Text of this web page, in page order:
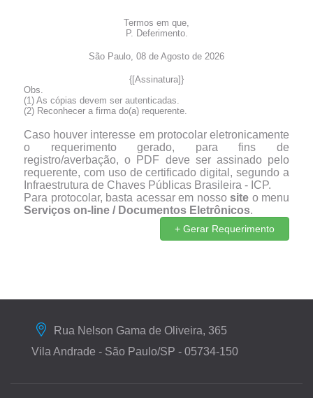
Termos em que,
P. Deferimento.
São Paulo, 08 de Agosto de 2026
{[Assinatura]}
Obs.
(1) As cópias devem ser autenticadas.
(2) Reconhecer a firma do(a) requerente.
Caso houver interesse em protocolar eletronicamente
o requerimento gerado, para fins de
registro/averbação, o PDF deve ser assinado pelo
requerente, com uso de certificado digital, segundo a
Infraestrutura de Chaves Públicas Brasileira - ICP.
Para protocolar, basta acessar em nosso site o menu
Serviços on-line / Documentos Eletrônicos.
+ Gerar Requerimento
Rua Nelson Gama de Oliveira, 365
Vila Andrade - São Paulo/SP - 05734-150